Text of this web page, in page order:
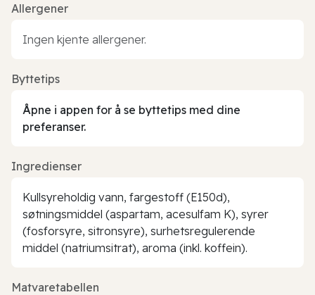
Allergener
Ingen kjente allergener.
Byttetips
Åpne i appen for å se byttetips med dine
preferanser.
Ingredienser
Kullsyreholdig vann, fargestoff (E150d),
søtningsmiddel (aspartam, acesulfam K), syrer
(fosforsyre, sitronsyre), surhetsregulerende
middel (natriumsitrat), aroma (inkl. koffein).
Matvaretabellen